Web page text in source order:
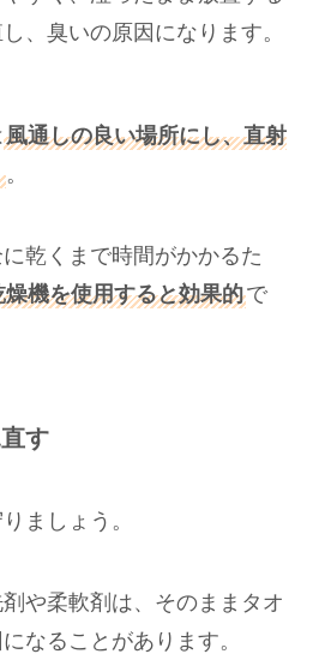
、臭いの原因になります。
風通しの良い場所にし、直射
。
乾くまで時間がかかるた
燥機を使用すると効果的で
す
ましょう。
や柔軟剤は、そのままタオ
なることがあります。